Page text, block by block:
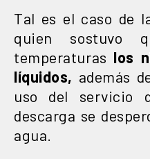
Tal es el caso de
quien sostuvo
temperaturas los
líquidos, además
uso del servicio
descarga se
agua.